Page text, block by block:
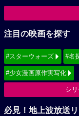
注目の映画を探す
#スターウォーズ #名
#少女漫画原作実写化
シ
必見！地上波放送